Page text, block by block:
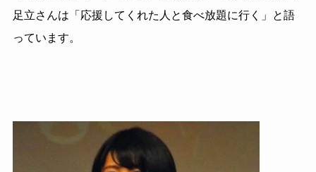
足立さんは「応援してくれた人と食べ放題に行く」と語
っています。